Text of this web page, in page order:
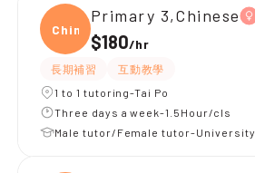
Chine
Primary 3,Chinese
$180/hr
長期補習
互動教學
1 to 1 tutoring-Tai Po
Three days a week-1.5Hour/cls
Male tutor/Female tutor-University